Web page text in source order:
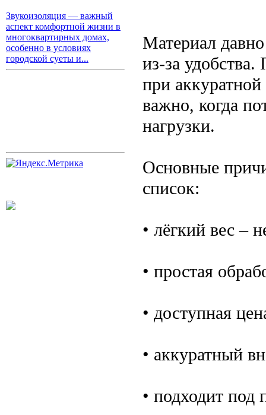
Звукоизоляция — важный
аспект комфортной жизни в
многоквартирных домах,
особенно в условиях
городской суеты и...
Материал
из-за
при
важно, когда
нагрузки.
Основные
список:
• лёгкий вес –
• простая
• доступная
• аккуратный
• подходит под